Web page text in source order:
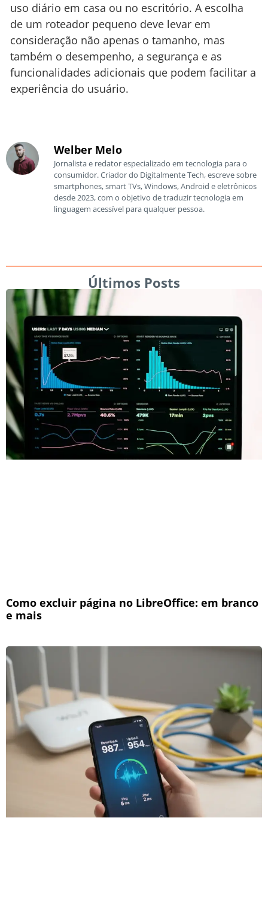
uso diário em casa ou no escritório. A escolha
de um roteador pequeno deve levar em
consideração não apenas o tamanho, mas
também o desempenho, a segurança e as
funcionalidades adicionais que podem facilitar a
experiência do usuário.
Welber Melo
Jornalista e redator especializado em tecnologia para o
consumidor. Criador do Digitalmente Tech, escreve sobre
smartphones, smart TVs, Windows, Android e eletrônicos
desde 2023, com o objetivo de traduzir tecnologia em
linguagem acessível para qualquer pessoa.
Últimos Posts
Como excluir página no LibreOffice: em branco
e mais